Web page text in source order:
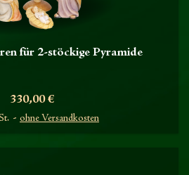
für 2-stöckige Pyramide
Preis
330,00 €
ohne Versandkosten